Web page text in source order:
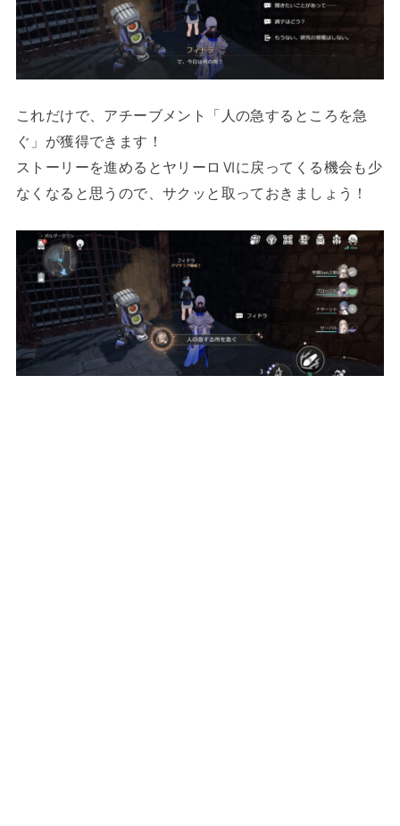
これだけで、アチーブメント「人の急するところを急
ぐ」が獲得できます！
ストーリーを進めるとヤリーロⅥに戻ってくる機会も少
なくなると思うので、サクッと取っておきましょう！